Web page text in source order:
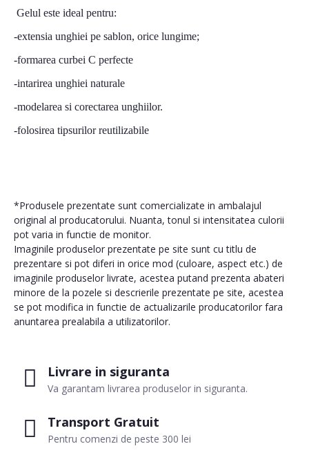
Livrare in siguranta
Va garantam livrarea produselor in siguranta.
Transport Gratuit
Pentru comenzi de peste 300 lei
Gelul este ideal pentru:
-extensia unghiei pe sablon, orice lungime;
-formarea curbei C perfecte
-intarirea unghiei naturale
-modelarea si corectarea unghiilor.
-folosirea tipsurilor reutilizabile
*Produsele prezentate sunt comercializate in ambalajul
original al producatorului. Nuanta, tonul si intensitatea culorii
pot varia in functie de monitor.
Imaginile produselor prezentate pe site sunt cu titlu de
prezentare si pot diferi in orice mod (culoare, aspect etc.) de
imaginile produselor livrate, acestea putand prezenta abateri
minore de la pozele si descrierile prezentate pe site, acestea
se pot modifica in functie de actualizarile producatorilor fara
anuntarea prealabila a utilizatorilor.